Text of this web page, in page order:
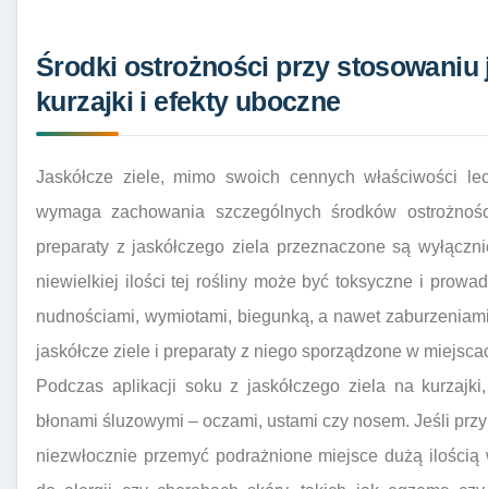
Środki ostrożności przy stosowaniu
kurzajki i efekty uboczne
Jaskółcze ziele, mimo swoich cennych właściwości
wymaga zachowania szczególnych środków
preparaty z jaskółczego ziela przeznaczone są
niewielkiej ilości tej rośliny może być toksyczne i
nudnościami, wymiotami, biegunką, a nawet
jaskółcze ziele i preparaty z niego sporządzone w
Podczas aplikacji soku z jaskółczego ziela na
błonami śluzowymi – oczami, ustami czy nosem. Jeśli
niezwłocznie przemyć podrażnione miejsce dużą